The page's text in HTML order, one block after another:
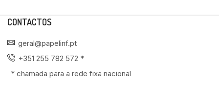
CONTACTOS
geral@papelinf.pt
+351 255 782 572 *
* chamada para a rede fixa nacional